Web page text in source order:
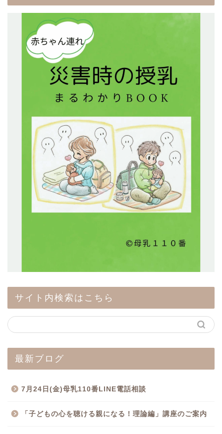
サイト内検索はこちら
最新ブログ
7月24日(金)母乳110番LINE電話相談
「子どもの心を聴ける親になる！理論編」講座のご案内